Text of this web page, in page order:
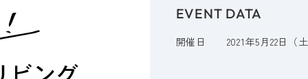
EVENT DATA
開催日 2021年5月22日（